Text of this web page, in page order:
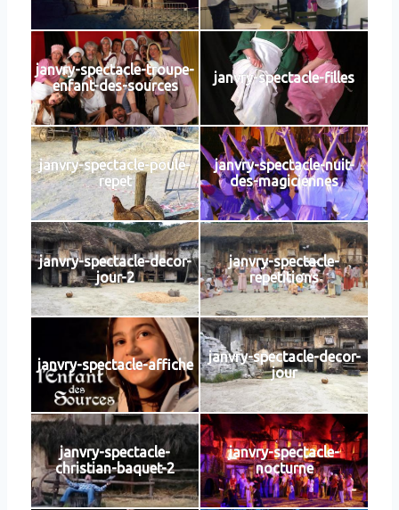
janvry-spectacle-troupe-
enfant-des-sources
janvry-spectacle-filles
janvry-spectacle-poule-
repet
janvry-spectacle-nuit-
des-magiciennes
janvry-spectacle-decor-
jour-2
janvry-spectacle-
repetitions
janvry-spectacle-affiche
janvry-spectacle-decor-
jour
janvry-spectacle-
christian-baquet-2
janvry-spectacle-
nocturne